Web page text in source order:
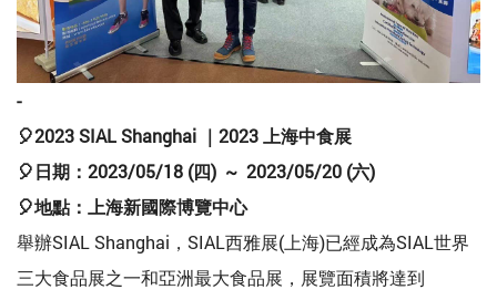
-
🎈2023 SIAL Shanghai ｜2023 上海中食展
🎈日期：2023/05/18 (四) ~ 2023/05/20 (六)
🎈地點：上海新國際博覽中心
舉辦SIAL Shanghai，SIAL西雅展(上海)已經成為SIAL世界
三大食品展之一和亞洲最大食品展，展覽面積將達到